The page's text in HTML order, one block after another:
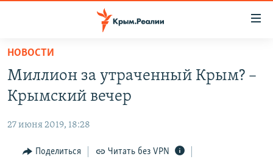
Вернуться
основному
содержанию
Вернутся
навигации
КАРТА ВОЕННЫХ ОБЪЕКТОВ КРЫМА
11 ЛЕТ ОККУПАЦИИ КРЫМА. 11 ИСТОРИЙ СОПРОТИВЛЕНИЯ
ВОДА
ИСТОРИЯ
ЕЩЕ
НОВОСТИ
Миллион за утраченный Крым? –
Крымский вечер
27 июня 2019, 18:28
Поделиться Читать без VPN